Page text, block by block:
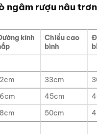
ngâm rượu nâu
kính
Chiều cao
bình
33cm
45cm
50cm